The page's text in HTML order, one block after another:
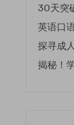
揭秘！